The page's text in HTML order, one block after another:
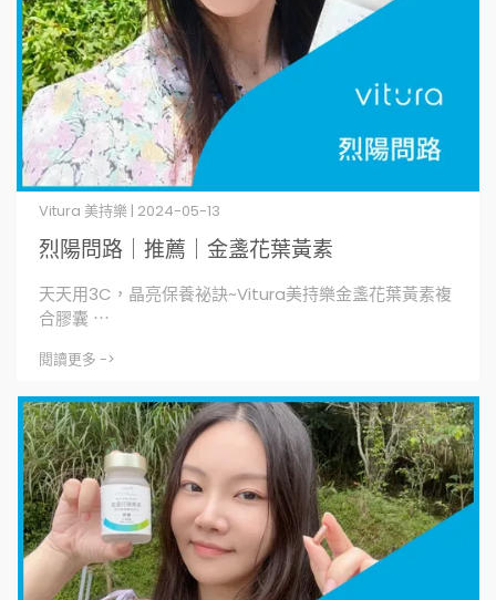
烈陽問路｜推薦｜金盞花葉黃素
Vitura 美持樂 | 2024-05-13
天天用3C，晶亮保養祕訣~Vitura美持樂金盞花葉黃素複
合膠囊 ⋯
閱讀更多 ->